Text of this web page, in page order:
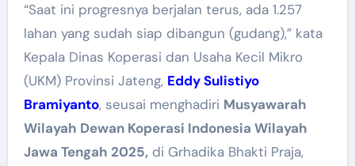
“Saat ini progresnya berjalan terus, ada 1.257
lahan yang sudah siap dibangun (gudang),” kata
Kepala Dinas Koperasi dan Usaha Kecil Mikro
(UKM) Provinsi Jateng, Eddy Sulistiyo
Bramiyanto, seusai menghadiri Musyawarah
Wilayah Dewan Koperasi Indonesia Wilayah
Jawa Tengah 2025,di Grhadika Bhakti Praja,